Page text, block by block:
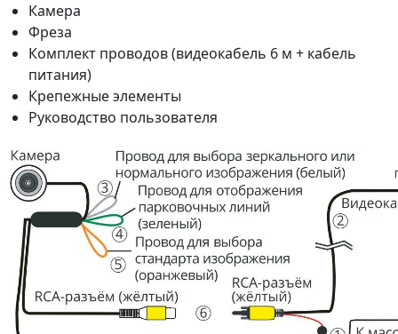
Камера
Фреза
Комплект проводов (видеокабель 6 м + кабель
питания)
Крепежные элементы
Руководство пользователя